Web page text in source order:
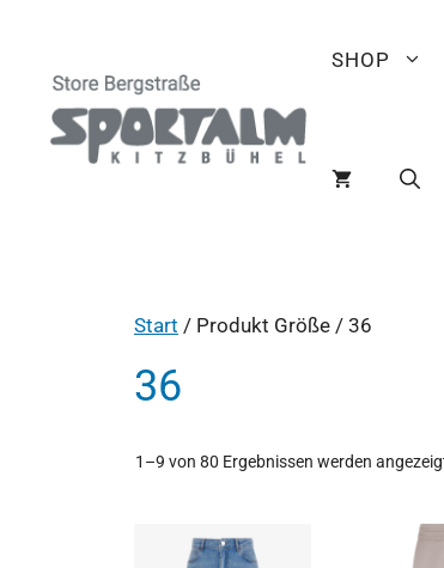
SHOP
Start / Produkt Größe / 36
36
1–9 von 80 Ergebnissen werden